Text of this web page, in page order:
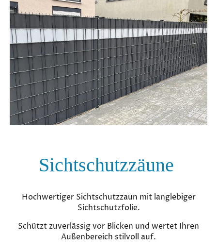
Sichtschutzzäune
Hochwertiger Sichtschutzzaun mit langlebiger
Sichtschutzfolie.
Schützt zuverlässig vor Blicken und wertet Ihren
Außenbereich stilvoll auf.